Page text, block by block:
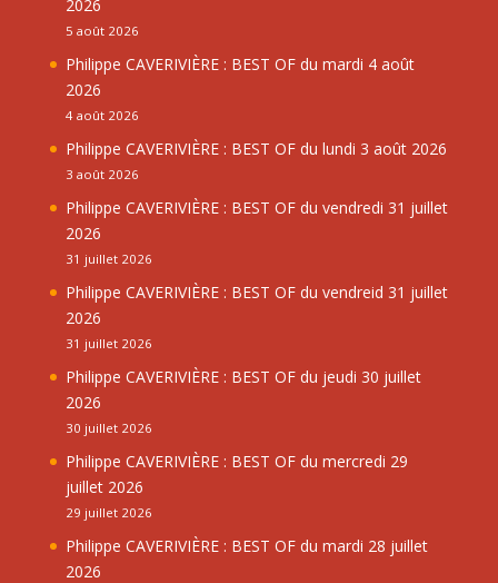
2026
5 août 2026
Philippe CAVERIVIÈRE : BEST OF du mardi 4 août
2026
4 août 2026
Philippe CAVERIVIÈRE : BEST OF du lundi 3 août 2026
3 août 2026
Philippe CAVERIVIÈRE : BEST OF du vendredi 31 juillet
2026
31 juillet 2026
Philippe CAVERIVIÈRE : BEST OF du vendreid 31 juillet
2026
31 juillet 2026
Philippe CAVERIVIÈRE : BEST OF du jeudi 30 juillet
2026
30 juillet 2026
Philippe CAVERIVIÈRE : BEST OF du mercredi 29
juillet 2026
29 juillet 2026
Philippe CAVERIVIÈRE : BEST OF du mardi 28 juillet
2026